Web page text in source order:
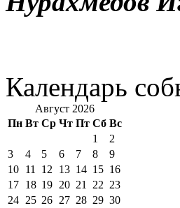
Календарь
Август 2026
Пн Вт Ср Чт Пт Сб Вс
1
2
3
4 5 6 7 8
9
10 11 12 13 14 15 16
17 18 19 20 21 22 23
24 25 26 27 28 29 30